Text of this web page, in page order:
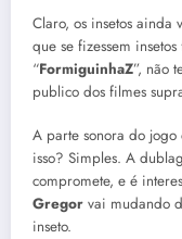
Claro, os insetos ainda
que se fizessem
“FormiguinhaZ”, não
publico dos filmes
A parte sonora do
isso? Simples. A
compromete, e é
Gregor vai mudando
inseto.